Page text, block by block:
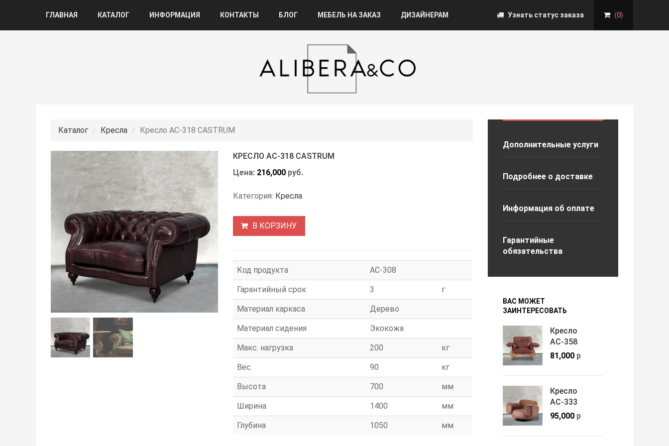
Узнать статус заказа (0)
ГЛАВНАЯ КАТАЛОГ ИНФОРМАЦИЯ КОНТАКТЫ БЛОГ МЕБЕЛЬ НА ЗАКАЗ ДИЗАЙНЕРАМ
Каталог Кресла Кресло АС-318 CASTRUM
КРЕСЛО АС-318 CASTRUM
Цена: 216,000руб.
Категория: Кресла
В КОРЗИНУ
Код продукта АС-308
Гарантийный срок 3 г
Материал каркаса Дерево
Материал сидения Экокожа
Макс. нагрузка 200 кг
Вес 90 кг
Высота 700 мм
Ширина 1400 мм
Глубина 1050 мм
Дополнительные услуги
Подробнее о доставке
Информация об оплате
Гарантийные
обязательства
ВАС МОЖЕТ
ЗАИНТЕРЕСОВАТЬ
Кресло
АС-358
81,000р
Кресло
АС-333
95,000р